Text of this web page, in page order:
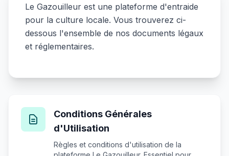
Le Gazouilleur est une plateforme d'entraide
pour la culture locale. Vous trouverez ci-
dessous l'ensemble de nos documents légaux
et réglementaires.
Conditions Générales
d'Utilisation
Règles et conditions d'utilisation de la